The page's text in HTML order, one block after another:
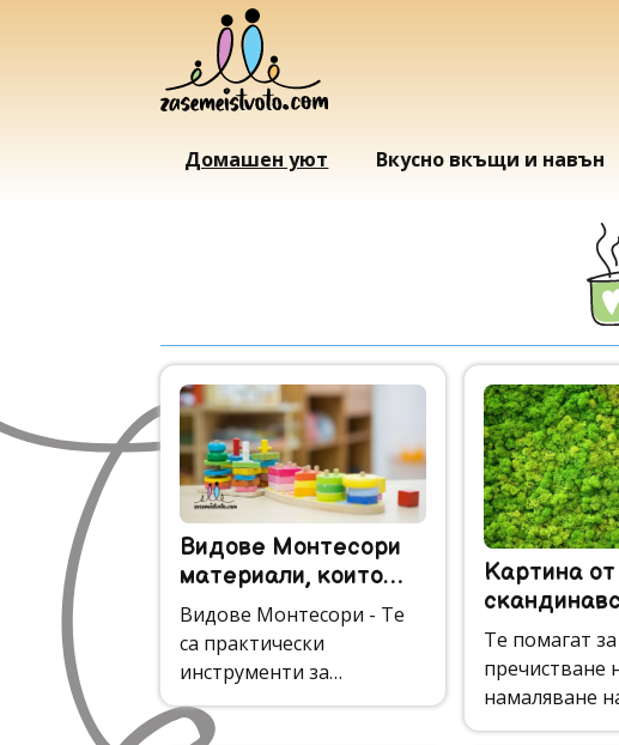
Домашен уют Вкусно вкъщи и навън
Видове Монтесори
материали, които
стимулират детския
ум
Видове Монтесори - Те
са практически
инструменти за
обучение, които са
създадени да стимулират
Картина от
Те помагат за
пречистване
намаляване
добавяне на